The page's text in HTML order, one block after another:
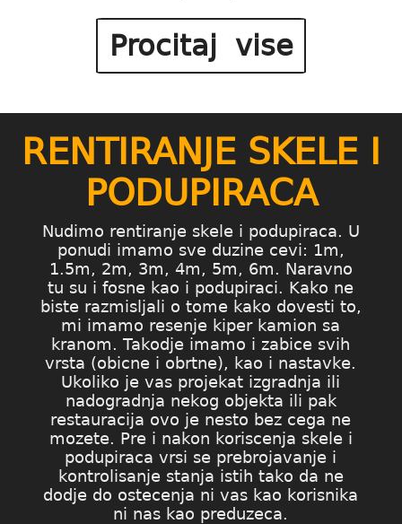
Procitaj vise
RENTIRANJE SKELE I
PODUPIRACA
Nudimo rentiranje skele i podupiraca. U
ponudi imamo sve duzine cevi: 1m,
1.5m, 2m, 3m, 4m, 5m, 6m. Naravno
tu su i fosne kao i podupiraci. Kako ne
biste razmisljali o tome kako dovesti to,
mi imamo resenje kiper kamion sa
kranom. Takodje imamo i zabice svih
vrsta (obicne i obrtne), kao i nastavke.
Ukoliko je vas projekat izgradnja ili
nadogradnja nekog objekta ili pak
restauracija ovo je nesto bez cega ne
mozete. Pre i nakon koriscenja skele i
podupiraca vrsi se prebrojavanje i
kontrolisanje stanja istih tako da ne
dodje do ostecenja ni vas kao korisnika
ni nas kao preduzeca.